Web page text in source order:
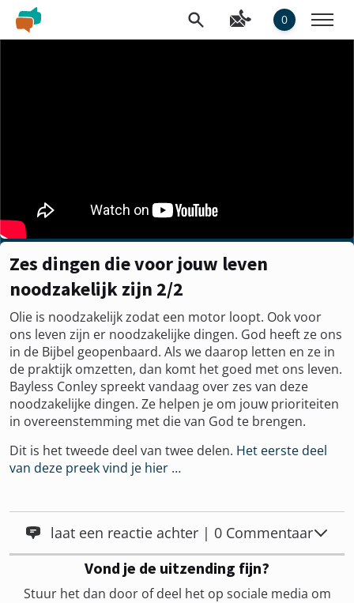
0
Zes dingen die voor jouw leven
noodzakelijk zijn 2/2
Olie is noodzakelijk zodat een motor loopt. Ook voor
ons leven zijn er noodzakelijke dingen. God heeft ze ons
in de Bijbel geopenbaard. Als we daarop letten en ze in
de praktijk omzetten, dan komt het goed met ons leven.
Bayless Conley spreekt vandaag over zes van deze
noodzakelijke dingen. Ze helpen je om jouw prioriteiten
in overeenstemming met die van God te brengen.
Dit is het tweede deel van twee delen. Het eerste deel
van deze preek vind je hier …
laat een reactie achter | 0 Commentaar
Vond je de uitzending fijn?
Stuur het dan door of deel het op sociale media om